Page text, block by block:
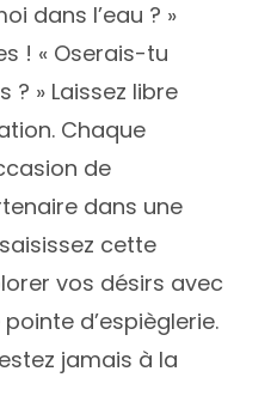
dans l’eau ? »
! « Oserais-tu
» Laissez libre
Chaque
de
dans une
cette
vos désirs avec
d’espièglerie.
jamais à la